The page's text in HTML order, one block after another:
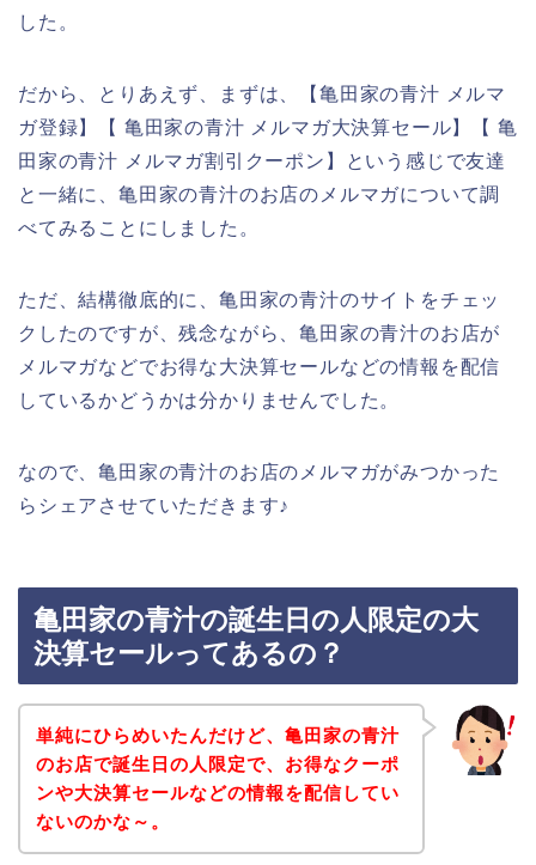
した。
だから、とりあえず、まずは、【亀田家の青汁 メルマ
ガ登録】【 亀田家の青汁 メルマガ大決算セール】【 亀
田家の青汁 メルマガ割引クーポン】という感じで友達
と一緒に、亀田家の青汁のお店のメルマガについて調
べてみることにしました。
ただ、結構徹底的に、亀田家の青汁のサイトをチェッ
クしたのですが、残念ながら、亀田家の青汁のお店が
メルマガなどでお得な大決算セールなどの情報を配信
しているかどうかは分かりませんでした。
なので、亀田家の青汁のお店のメルマガがみつかった
らシェアさせていただきます♪
亀田家の青汁の誕生日の人限定の大
決算セールってあるの？
単純にひらめいたんだけど、亀田家の青汁
のお店で誕生日の人限定で、お得なクーポ
ンや大決算セールなどの情報を配信してい
ないのかな～。